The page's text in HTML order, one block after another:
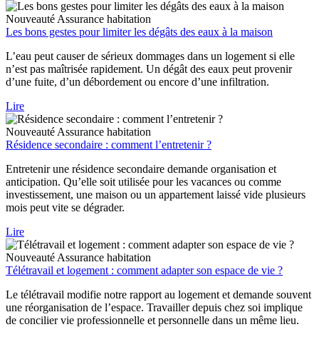
Nouveauté Assurance habitation
Les bons gestes pour limiter les dégâts des eaux à la maison
L’eau peut causer de sérieux dommages dans un logement si elle
n’est pas maîtrisée rapidement. Un dégât des eaux peut provenir
d’une fuite, d’un débordement ou encore d’une infiltration.
Lire
Nouveauté Assurance habitation
Résidence secondaire : comment l’entretenir ?
Entretenir une résidence secondaire demande organisation et
anticipation. Qu’elle soit utilisée pour les vacances ou comme
investissement, une maison ou un appartement laissé vide plusieurs
mois peut vite se dégrader.
Lire
Nouveauté Assurance habitation
Télétravail et logement : comment adapter son espace de vie ?
Le télétravail modifie notre rapport au logement et demande souvent
une réorganisation de l’espace. Travailler depuis chez soi implique
de concilier vie professionnelle et personnelle dans un même lieu.